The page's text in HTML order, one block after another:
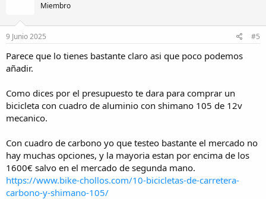
n
e
s
Miembro
9 Junio 2025 #5
Parece que lo tienes bastante claro asi que poco podemos
añadir.
Como dices por el presupuesto te dara para comprar un
bicicleta con cuadro de aluminio con shimano 105 de 12v
mecanico.
Con cuadro de carbono yo que testeo bastante el mercado no
hay muchas opciones, y la mayoria estan por encima de los
1600€ salvo en el mercado de segunda mano.
https://www.bike-chollos.com/10-bicicletas-de-carretera-
carbono-y-shimano-105/